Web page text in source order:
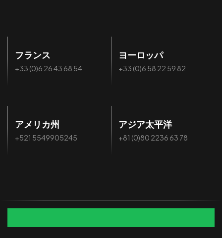
フランス
+33 (0)6 26 43 68 54
ヨーロッパ
+33 (0)6 58 22 59 82
アメリカ州
+521 5549905245
アジア太平洋
+81 (0)80 2236 63 78